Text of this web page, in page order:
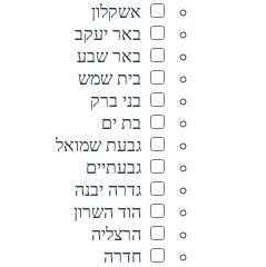
אשקלון
באר יעקב
באר שבע
בית שמש
בני ברק
בת ים
גבעת שמואל
גבעתיים
גדרה יבנה
הוד השרון
הרצליה
חדרה